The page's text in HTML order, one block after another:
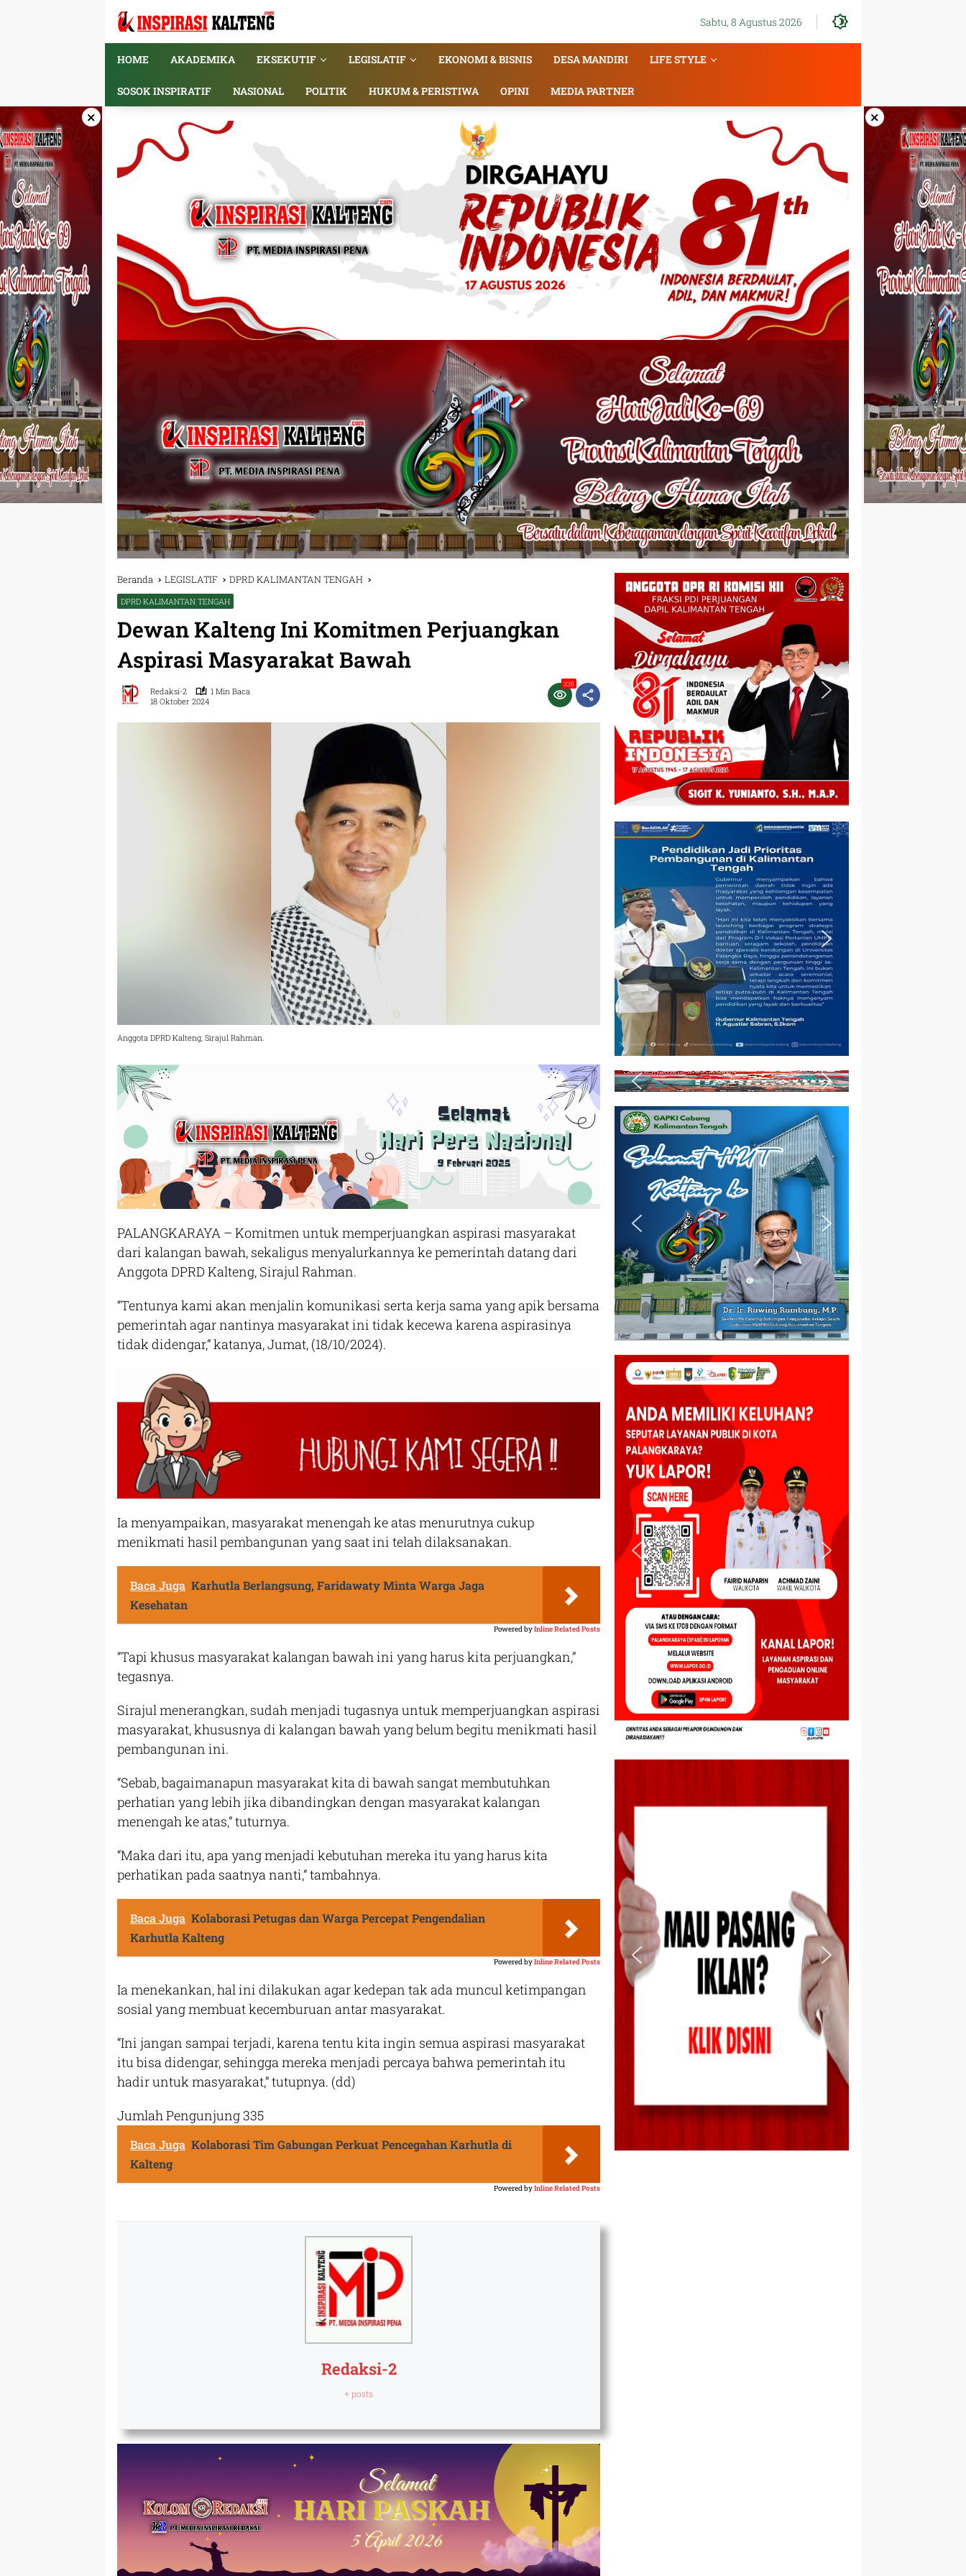
Sabtu, 8 Agustus 2026
HOME AKADEMIKA EKSEKUTIF LEGISLATIF EKONOMI & BISNIS DESA MANDIRI LIFE STYLE
SOSOK INSPIRATIF NASIONAL POLITIK HUKUM & PERISTIWA OPINI MEDIA PARTNER
× ×
Beranda LEGISLATIF DPRD KALIMANTAN TENGAH
DPRD KALIMANTAN TENGAH
Dewan Kalteng Ini Komitmen Perjuangkan
Aspirasi Masyarakat Bawah
Redaksi-2
1 Min Baca
18 Oktober 2024
335
Anggota DPRD Kalteng, Sirajul Rahman.
PALANGKARAYA – Komitmen untuk memperjuangkan aspirasi masyarakat
dari kalangan bawah, sekaligus menyalurkannya ke pemerintah datang dari
Anggota DPRD Kalteng, Sirajul Rahman.
“Tentunya kami akan menjalin komunikasi serta kerja sama yang apik bersama
pemerintah agar nantinya masyarakat ini tidak kecewa karena aspirasinya
tidak didengar,” katanya, Jumat, (18/10/2024).
Ia menyampaikan, masyarakat menengah ke atas menurutnya cukup
menikmati hasil pembangunan yang saat ini telah dilaksanakan.
Baca Juga Karhutla Berlangsung, Faridawaty Minta Warga Jaga
Kesehatan
Powered byInline Related Posts
“Tapi khusus masyarakat kalangan bawah ini yang harus kita perjuangkan,”
tegasnya.
Sirajul menerangkan, sudah menjadi tugasnya untuk memperjuangkan aspirasi
masyarakat, khususnya di kalangan bawah yang belum begitu menikmati hasil
pembangunan ini.
“Sebab, bagaimanapun masyarakat kita di bawah sangat membutuhkan
perhatian yang lebih jika dibandingkan dengan masyarakat kalangan
menengah ke atas,” tuturnya.
“Maka dari itu, apa yang menjadi kebutuhan mereka itu yang harus kita
perhatikan pada saatnya nanti,” tambahnya.
Baca Juga Kolaborasi Petugas dan Warga Percepat Pengendalian
Karhutla Kalteng
Powered byInline Related Posts
Ia menekankan, hal ini dilakukan agar kedepan tak ada muncul ketimpangan
sosial yang membuat kecemburuan antar masyarakat.
“Ini jangan sampai terjadi, karena tentu kita ingin semua aspirasi masyarakat
itu bisa didengar, sehingga mereka menjadi percaya bahwa pemerintah itu
hadir untuk masyarakat,” tutupnya. (dd)
Jumlah Pengunjung335
Baca Juga Kolaborasi Tim Gabungan Perkuat Pencegahan Karhutla di
Kalteng
Powered byInline Related Posts
Redaksi-2
+ posts